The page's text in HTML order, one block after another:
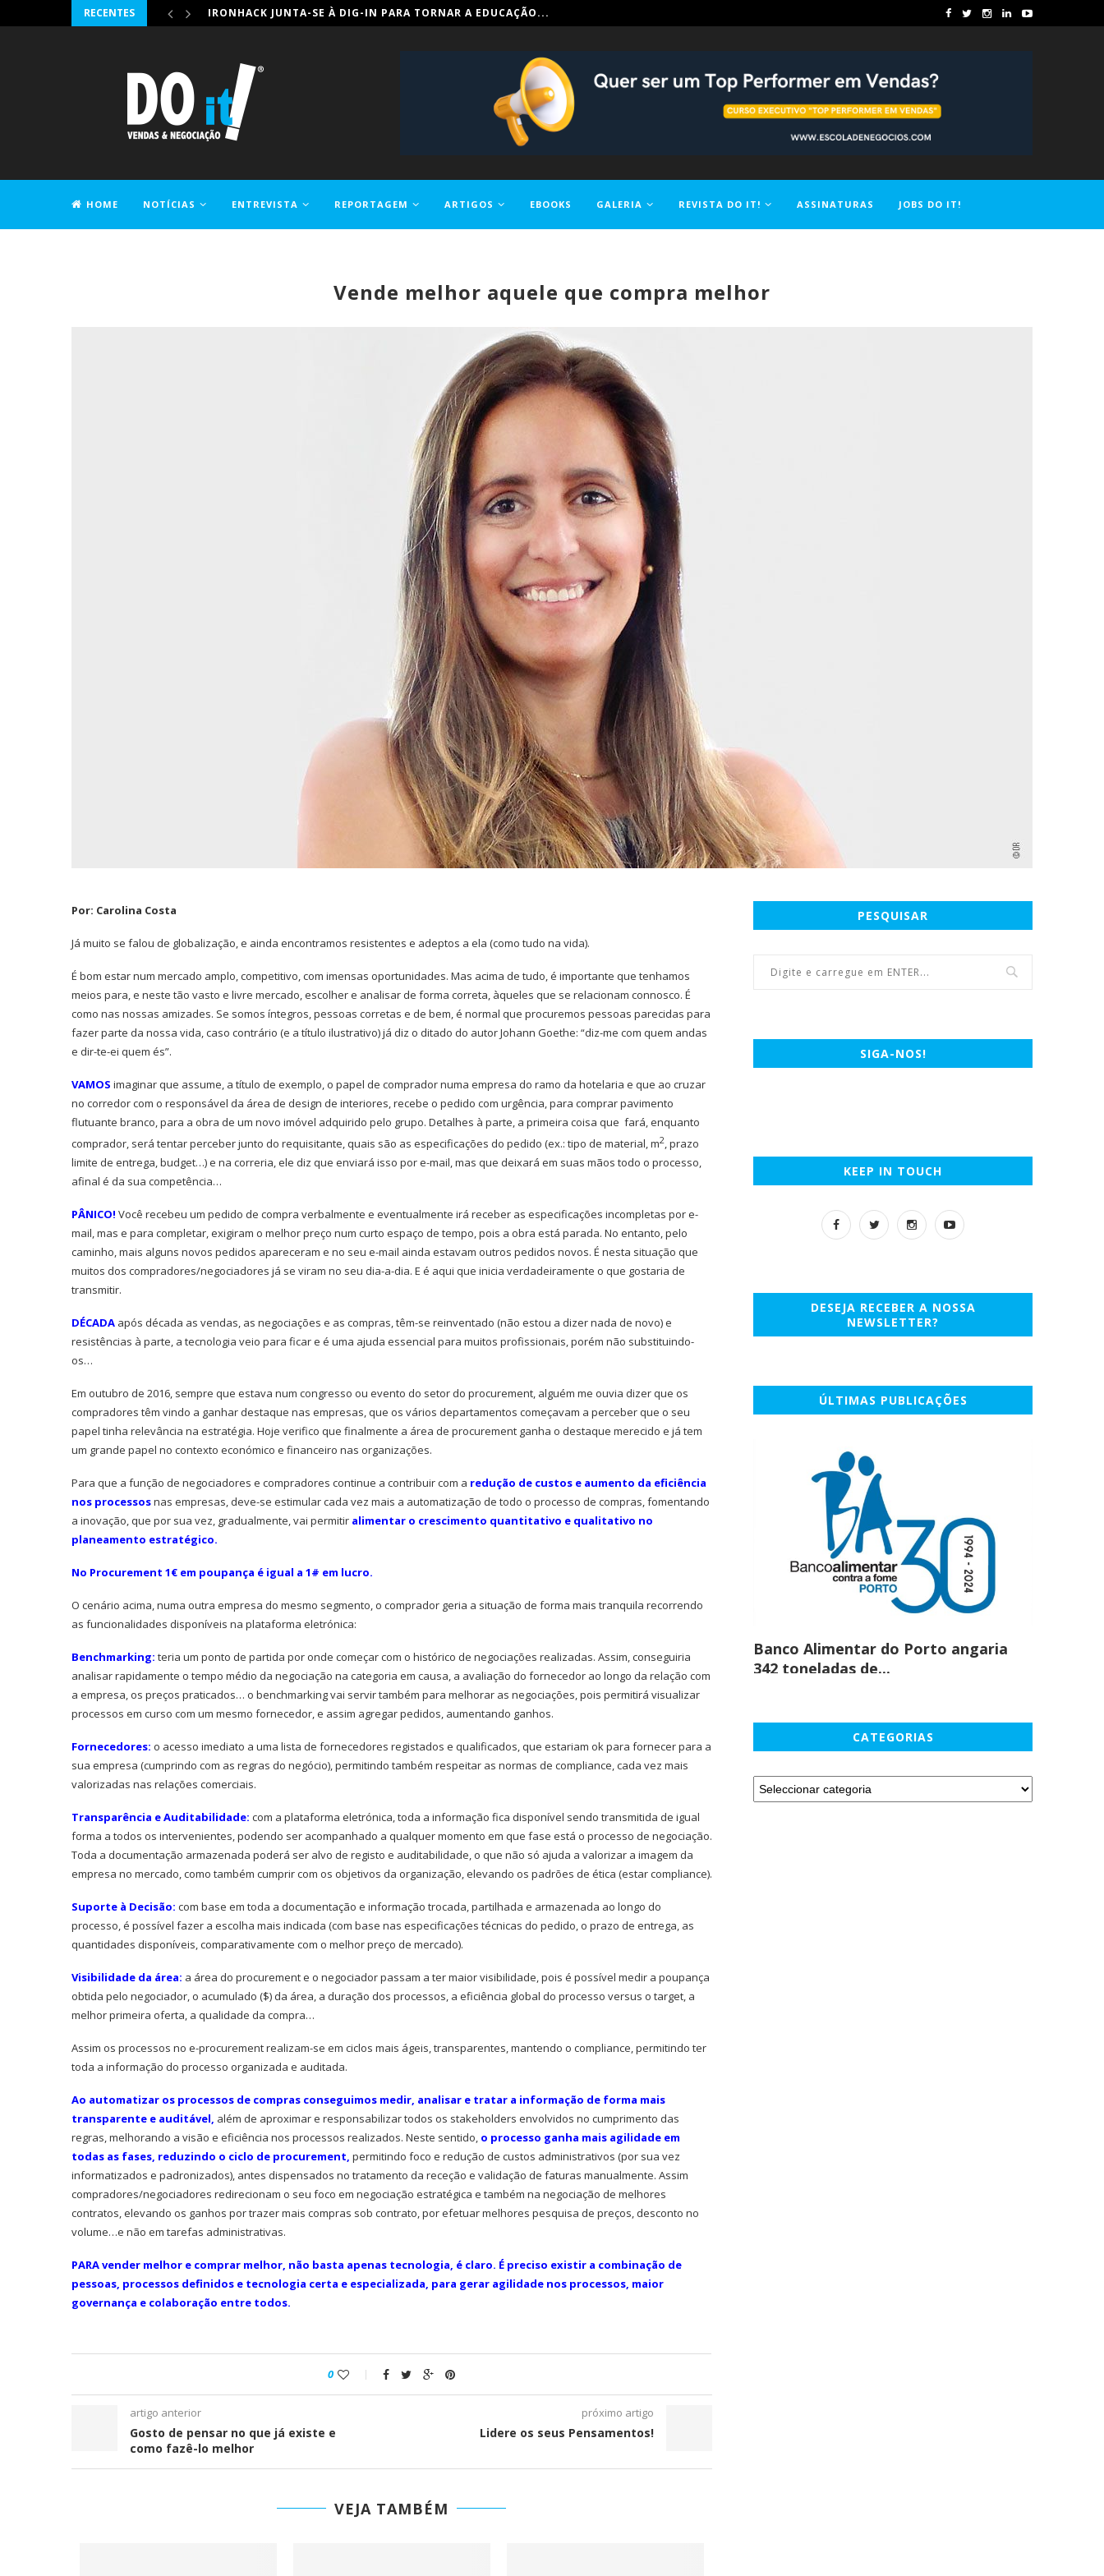
RECENTES IRONHACK JUNTA-SE À DIG-IN PARA TORNAR A EDUCAÇÃO...
HOME NOTÍCIAS ENTREVISTA REPORTAGEM ARTIGOS EBOOKS GALERIA REVISTA DO IT! ASSINATURAS JOBS DO IT!
Vende melhor aquele que compra melhor
Por: Carolina Costa
Já muito se falou de globalização, e ainda encontramos resistentes e adeptos a ela (como tudo na vida).
É bom estar num mercado amplo, competitivo, com imensas oportunidades. Mas acima de tudo, é importante que tenhamos
meios para, e neste tão vasto e livre mercado, escolher e analisar de forma correta, àqueles que se relacionam connosco. É
como nas nossas amizades. Se somos íntegros, pessoas corretas e de bem, é normal que procuremos pessoas parecidas para
fazer parte da nossa vida, caso contrário (e a título ilustrativo) já diz o ditado do autor Johann Goethe: “diz-me com quem andas
e dir-te-ei quem és”.
VAMOS imaginar que assume, a título de exemplo, o papel de comprador numa empresa do ramo da hotelaria e que ao cruzar
no corredor com o responsável da área de design de interiores, recebe o pedido com urgência, para comprar pavimento
flutuante branco, para a obra de um novo imóvel adquirido pelo grupo. Detalhes à parte, a primeira coisa que fará, enquanto
comprador, será tentar perceber junto do requisitante, quais são as especificações do pedido (ex.: tipo de material, m2, prazo
limite de entrega, budget…) e na correria, ele diz que enviará isso por e-mail, mas que deixará em suas mãos todo o processo,
afinal é da sua competência…
PÂNICO! Você recebeu um pedido de compra verbalmente e eventualmente irá receber as especificações incompletas por e-
mail, mas e para completar, exigiram o melhor preço num curto espaço de tempo, pois a obra está parada. No entanto, pelo
caminho, mais alguns novos pedidos apareceram e no seu e-mail ainda estavam outros pedidos novos. É nesta situação que
muitos dos compradores/negociadores já se viram no seu dia-a-dia. E é aqui que inicia verdadeiramente o que gostaria de
transmitir.
DÉCADA após década as vendas, as negociações e as compras, têm-se reinventado (não estou a dizer nada de novo) e
resistências à parte, a tecnologia veio para ficar e é uma ajuda essencial para muitos profissionais, porém não substituindo-
os…
Em outubro de 2016, sempre que estava num congresso ou evento do setor do procurement, alguém me ouvia dizer que os
compradores têm vindo a ganhar destaque nas empresas, que os vários departamentos começavam a perceber que o seu
papel tinha relevância na estratégia. Hoje verifico que finalmente a área de procurement ganha o destaque merecido e já tem
um grande papel no contexto económico e financeiro nas organizações.
Para que a função de negociadores e compradores continue a contribuir com a redução de custos e aumento da eficiência
nos processosnas empresas, deve-se estimular cada vez mais a automatização de todo o processo de compras, fomentando
a inovação, que por sua vez, gradualmente, vai permitir alimentar o crescimento quantitativo e qualitativo no
planeamento estratégico.
No Procurement 1€ em poupança é igual a 1# em lucro.
O cenário acima, numa outra empresa do mesmo segmento, o comprador geria a situação de forma mais tranquila recorrendo
as funcionalidades disponíveis na plataforma eletrónica:
Benchmarking: teria um ponto de partida por onde começar com o histórico de negociações realizadas. Assim, conseguiria
analisar rapidamente o tempo médio da negociação na categoria em causa, a avaliação do fornecedor ao longo da relação com
a empresa, os preços praticados… o benchmarking vai servir também para melhorar as negociações, pois permitirá visualizar
processos em curso com um mesmo fornecedor, e assim agregar pedidos, aumentando ganhos.
Fornecedores: o acesso imediato a uma lista de fornecedores registados e qualificados, que estariam ok para fornecer para a
sua empresa (cumprindo com as regras do negócio), permitindo também respeitar as normas de compliance, cada vez mais
valorizadas nas relações comerciais.
Transparência e Auditabilidade: com a plataforma eletrónica, toda a informação fica disponível sendo transmitida de igual
forma a todos os intervenientes, podendo ser acompanhado a qualquer momento em que fase está o processo de negociação.
Toda a documentação armazenada poderá ser alvo de registo e auditabilidade, o que não só ajuda a valorizar a imagem da
empresa no mercado, como também cumprir com os objetivos da organização, elevando os padrões de ética (estar compliance).
Suporte à Decisão: com base em toda a documentação e informação trocada, partilhada e armazenada ao longo do
processo, é possível fazer a escolha mais indicada (com base nas especificações técnicas do pedido, o prazo de entrega, as
quantidades disponíveis, comparativamente com o melhor preço de mercado).
Visibilidade da área: a área do procurement e o negociador passam a ter maior visibilidade, pois é possível medir a poupança
obtida pelo negociador, o acumulado ($) da área, a duração dos processos, a eficiência global do processo versus o target, a
melhor primeira oferta, a qualidade da compra…
Assim os processos no e-procurement realizam-se em ciclos mais ágeis, transparentes, mantendo o compliance, permitindo ter
toda a informação do processo organizada e auditada.
Ao automatizar os processos de compras conseguimos medir, analisar e tratar a informação de forma mais
transparente e auditável, além de aproximar e responsabilizar todos os stakeholders envolvidos no cumprimento das
regras, melhorando a visão e eficiência nos processos realizados. Neste sentido, o processo ganha mais agilidade em
todas as fases, reduzindo o ciclo de procurement, permitindo foco e redução de custos administrativos (por sua vez
informatizados e padronizados), antes dispensados no tratamento da receção e validação de faturas manualmente. Assim
compradores/negociadores redirecionam o seu foco em negociação estratégica e também na negociação de melhores
contratos, elevando os ganhos por trazer mais compras sob contrato, por efetuar melhores pesquisa de preços, desconto no
volume…e não em tarefas administrativas.
PARA vender melhor e comprar melhor, não basta apenas tecnologia, é claro. É preciso existir a combinação de
pessoas, processos definidos e tecnologia certa e especializada, para gerar agilidade nos processos, maior
governança e colaboração entre todos.
0
artigo anterior
Gosto de pensar no que já existe e
como fazê-lo melhor
próximo artigo
Lidere os seus Pensamentos!
VEJA TAMBÉM
PESQUISAR
SIGA-NOS!
KEEP IN TOUCH
DESEJA RECEBER A NOSSA
NEWSLETTER?
ÚLTIMAS PUBLICAÇÕES
Ironhack junta-se à DIG-IN para
tornar a educação...
BMcar abre portas em Guimarães
num investimento de...
Banco Alimentar do Porto angaria
342 toneladas de...
CATEGORIAS